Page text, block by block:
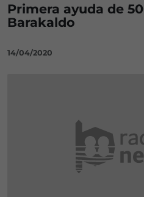
Primera ayuda de
Barakaldo
14/04/2020